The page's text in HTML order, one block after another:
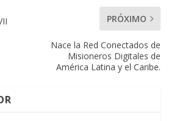
PRÓXIMO
Nace la Red Conectados de
Misioneros Digitales de
América Latina y el Caribe.